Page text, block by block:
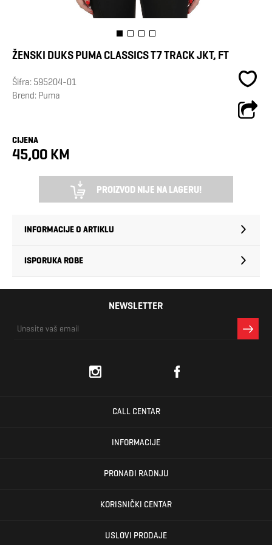
ŽENSKI DUKS PUMA CLASSICS T7 TRACK JKT, FT
Šifra: 595204-01
Brend: Puma
CIJENA
45,00 KM
PROIZVOD NIJE NA LAGERU!
INFORMACIJE O ARTIKLU
ISPORUKA ROBE
NEWSLETTER
CALL CENTAR
INFORMACIJE
PRONAĐI RADNJU
KORISNIČKI CENTAR
USLOVI PRODAJE